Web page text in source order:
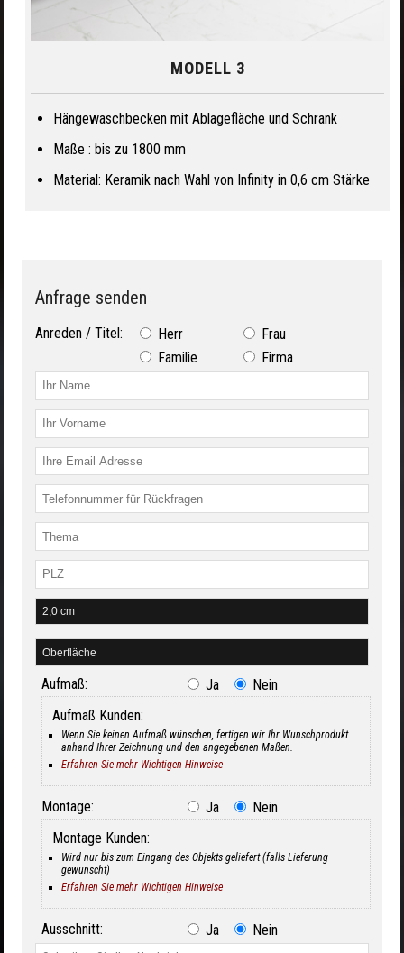
MODELL 3
Hängewaschbecken mit Ablagefläche und Schrank
Maße : bis zu 1800 mm
Material: Keramik nach Wahl von Infinity in 0,6 cm Stärke
Anfrage senden
Anreden / Titel: Herr
Frau
Familie
Firma
Aufmaß: Ja
Nein
Aufmaß Kunden:
Wenn Sie keinen Aufmaß wünschen, fertigen wir Ihr Wunschprodukt
anhand Ihrer Zeichnung und den angegebenen Maßen.
Erfahren Sie mehr Wichtigen Hinweise
Montage: Ja
Nein
Montage Kunden:
Wird nur bis zum Eingang des Objekts geliefert (falls Lieferung
gewünscht)
Erfahren Sie mehr Wichtigen Hinweise
Ausschnitt: Ja Nein